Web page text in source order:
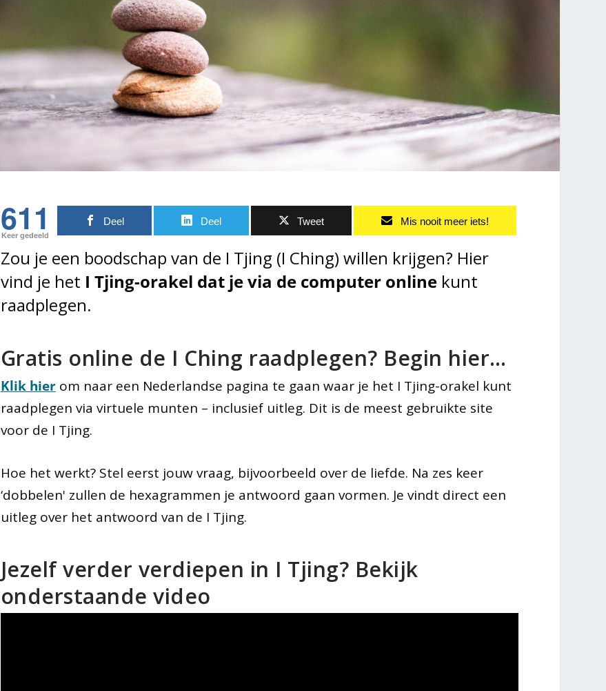
611
Keer gedeeld
Deel Deel Tweet Mis nooit meer iets!
Zou je een boodschap van de I Tjing (I Ching) willen krijgen? Hier
vind je het I Tjing-orakel dat je via de computer onlinekunt
raadplegen.
Gratis online de I Ching raadplegen? Begin hier…
Klik hierom naar een Nederlandse pagina te gaan waar je het I Tjing-orakel kunt
raadplegen via virtuele munten – inclusief uitleg. Dit is de meest gebruikte site
voor de I Tjing.
Hoe het werkt? Stel eerst jouw vraag, bijvoorbeeld over de liefde. Na zes keer
‘dobbelen' zullen de hexagrammen je antwoord gaan vormen. Je vindt direct een
uitleg over het antwoord van de I Tjing.
Jezelf verder verdiepen in I Tjing? Bekijk
onderstaande video